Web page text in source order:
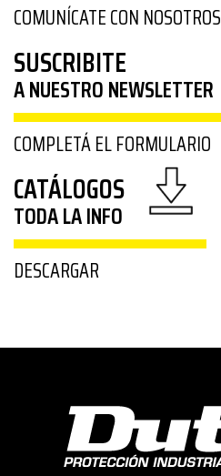
COMUNÍCATE CON NOSOTROS
SUSCRIBITE
A NUESTRO NEWSLETTER
COMPLETÁ EL FORMULARIO
CATÁLOGOS
TODA LA INFO
DESCARGAR